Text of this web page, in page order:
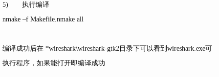
5) 执行编译
nmake –f Makefile.nmake all
编译成功后在 *wireshark\wireshark-gtk2目录下可以看到wireshark.exe可
执行程序，如果能打开即编译成功